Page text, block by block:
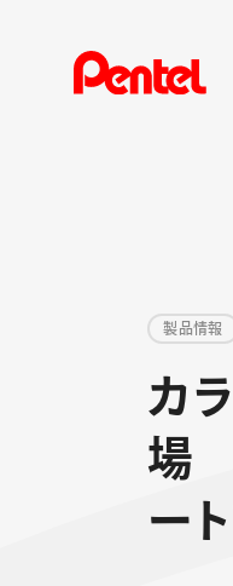
製品情報
カラ
場
ー ト